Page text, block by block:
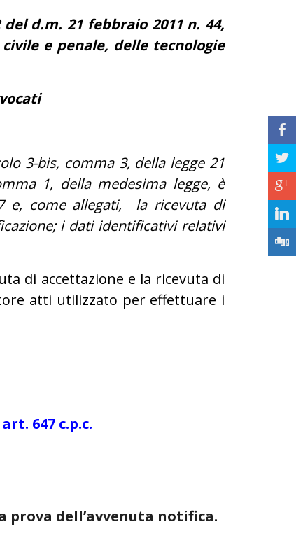
d.m. 21 febbraio 2011 n. 44,
e penale, delle tecnologie
3-bis, comma 3, della legge 21
1, della medesima legge, è
e, come allegati, la ricevuta di
i dati identificativi relativi
di accettazione e la ricevuta di
atti utilizzato per effettuare i
647 c.p.c.
prova dell’avvenuta notifica.
b
a
c
j
F